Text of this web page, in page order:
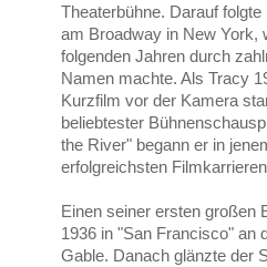
Theaterbühne. Darauf
am Broadway in New York,
folgenden Jahren durch
Namen machte. Als Tracy
Kurzfilm vor der Kamera
beliebtester
the River" begann er in
erfolgreichsten
Einen seiner ersten großen
1936 in "San Francisco" an
Gable. Danach glänzte der